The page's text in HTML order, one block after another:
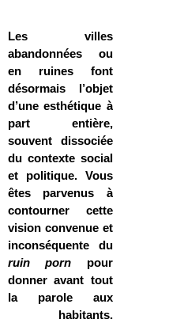
Les villes
abandonnées ou
en ruines font
désormais l’objet
d’une esthétique à
part entière,
souvent dissociée
du contexte social
et politique. Vous
êtes parvenus à
contourner cette
vision convenue et
inconséquente du
ruin porn pour
donner avant tout
la parole aux
habitants.